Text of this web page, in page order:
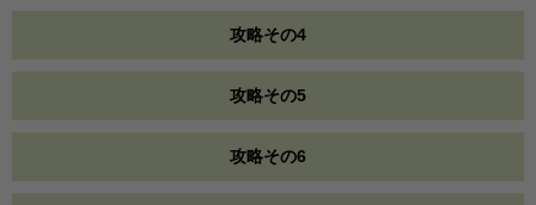
攻略その4
攻略その5
攻略その6